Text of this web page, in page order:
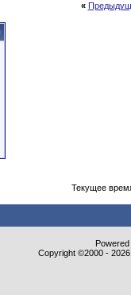
«
Текущее
Copyright ©2000 -